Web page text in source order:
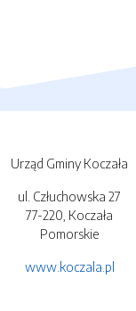
Urząd Gminy Koczała
ul. Człuchowska 27
77-220, Koczała
Pomorskie
www.koczala.pl